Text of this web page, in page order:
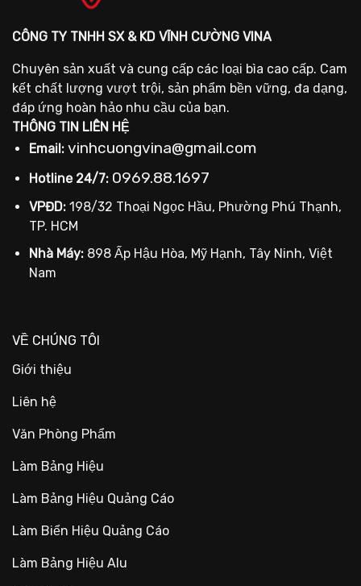
CÔNG TY TNHH SX & KD VĨNH CƯỜNG VINA
Chuyên sản xuất và cung cấp các loại bìa cao cấp. Cam
kết chất lượng vượt trội, sản phẩm bền vững, đa dạng,
đáp ứng hoàn hảo nhu cầu của bạn.
THÔNG TIN LIÊN HỆ
Email: vinhcuongvina@gmail.com
Hotline 24/7: 0969.88.1697
VPĐD: 198/32 Thoại Ngọc Hầu, Phường Phú Thạnh,
TP. HCM
Nhà Máy: 898 Ấp Hậu Hòa, Mỹ Hạnh, Tây Ninh, Việt
Nam
VỀ CHÚNG TÔI
Giới thiệu
Liên hệ
Văn Phòng Phẩm
Làm Bảng Hiệu
Làm Bảng Hiệu Quảng Cáo
Làm Biển Hiệu Quảng Cáo
Làm Bảng Hiệu Alu